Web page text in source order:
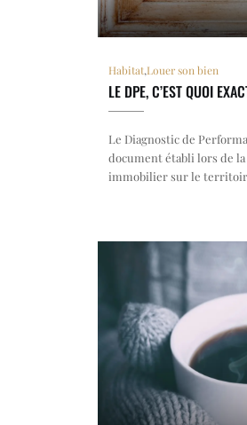
Habitat,Louer son bien
LE DPE, C’EST QUOI
Le Diagnostic de
document établi lors de
immobilier sur le